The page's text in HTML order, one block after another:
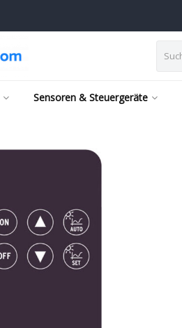
Sensoren & Steuergeräte